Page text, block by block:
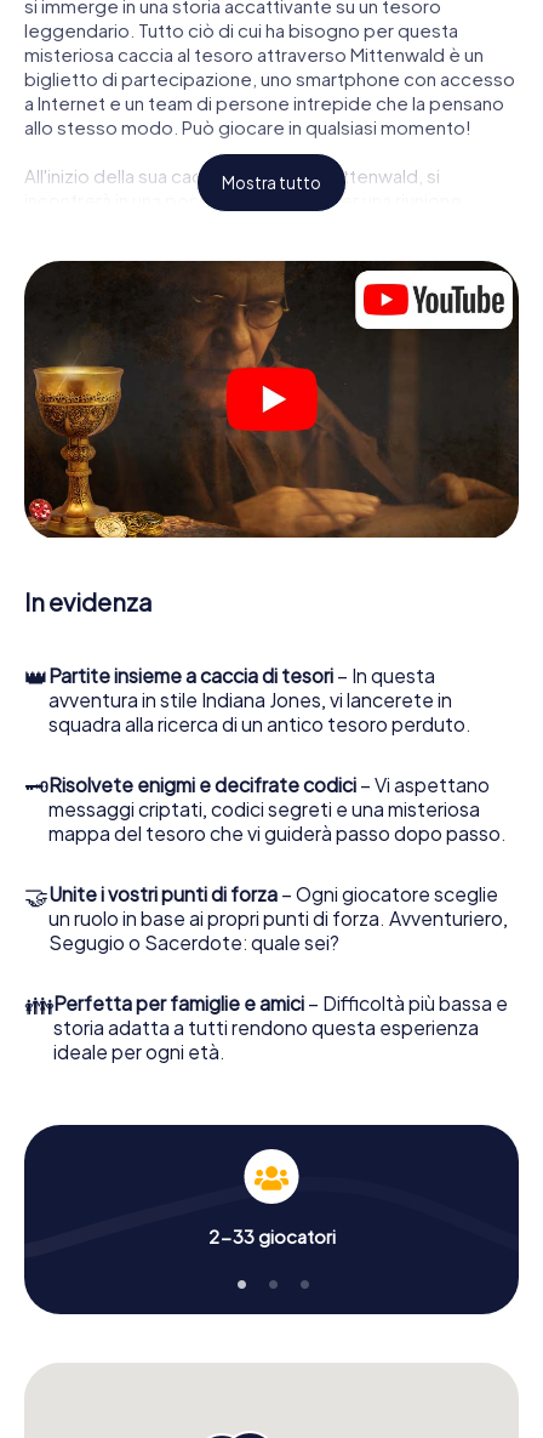
si immerge in una storia accattivante su un tesoro
leggendario. Tutto ciò di cui ha bisogno per questa
misteriosa caccia al tesoro attraverso Mittenwald è un
biglietto di partecipazione, uno smartphone con accesso
a Internet e un team di persone intrepide che la pensano
allo stesso modo. Può giocare in qualsiasi momento!
All'inizio della sua caccia al tesoro a Mittenwald, si
incontrerà in una posizione centrale per una riunione
chi ha quello che serve per essere un code breaker? Nella
nostra caccia al tesoro a Mittenwald c'è un ruolo adatto
per ogni giocatore.
Una volta assegnati i ruoli, può iniziare la caccia al tesoro
del thriller poliziesco a Mittenwald: puoi decifrare codici
crittografati, risolvere complicati compiti logici e cercare
indizi, indizi in vari luoghi della città. Il suo smartphone è il
suo strumento di indagine più importante: la nostra app
web sviluppata appositamente le consente di interrogare
le persone di contatto ed esaminare stringhe
enigmatiche, la aiuta a raccogliere oggetti e la guida in
Nel corso della caccia al tesoro a Mittenwald, lei e il suo
tesoro è a pochi passi di distanza.
Mostra tutto
In evidenza
👑Partite insieme a caccia di tesori – In questa
avventura in stile Indiana Jones, vi lancerete in
squadra alla ricerca di un antico tesoro perduto.
🗝Risolvete enigmi e decifrate codici – Vi aspettano
messaggi criptati, codici segreti e una misteriosa
mappa del tesoro che vi guiderà passo dopo passo.
🤝Unite i vostri punti di forza – Ogni giocatore sceglie
un ruolo in base ai propri punti di forza. Avventuriero,
Segugio o Sacerdote: quale sei?
👪Perfetta per famiglie e amici – Difficoltà più bassa e
storia adatta a tutti rendono questa esperienza
ideale per ogni età.
2-33 giocatori